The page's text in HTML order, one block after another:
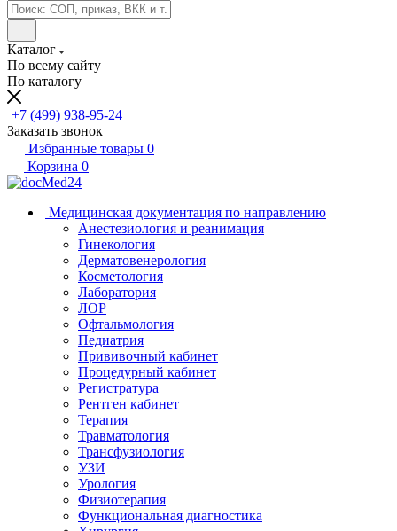
Каталог
По всему сайту
По каталогу
+7 (499) 938-95-24
Заказать звонок
Избранные товары 0
Корзина 0
Медицинская документация по направлению
Анестезиология и реанимация
Гинекология
Дерматовенерология
Косметология
Лаборатория
ЛОР
Офтальмология
Педиатрия
Прививочный кабинет
Процедурный кабинет
Регистратура
Рентген кабинет
Терапия
Травматология
Трансфузиология
УЗИ
Урология
Физиотерапия
Функциональная диагностика